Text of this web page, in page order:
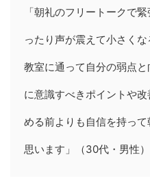
「朝礼のフリートークで
ったり声が震えて小さくな
教室に通って自分の弱点
に意識すべきポイントや
める前よりも自信を持っ
思います」（30代・男性）